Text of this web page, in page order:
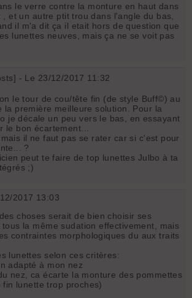
le verre contre la monture en haut dans
et un autre ptit trou dans l'angle du bas,
il m'a dit ça il etait hors de question que
lunettes neuves, mais ça ne se voit pas
- Le 23/12/2017 11:32
le tour de cou/tête fin (de style Buff©) au
la première meilleure solution. Pour la
je décale un peu vers le bas, en essayant
le bon écartement...
il ne faut pas se rater car si c'est pour
?
peut te faire de top lunettes Julbo à ta
;)
2017 13:03
choses serait de bien choisir ses
la même sudation effectivement, mais
contraintes morphologiques du aux traits
lunettes selon ces critères:
adapté à mon nez
nez, ca écarte la monture des pommettes
lunette trop proches)